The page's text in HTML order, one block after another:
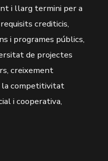
i llarg termini per a
crediticis,
i programes públics,
de projectes
creixement
la competitivitat
i cooperativa,